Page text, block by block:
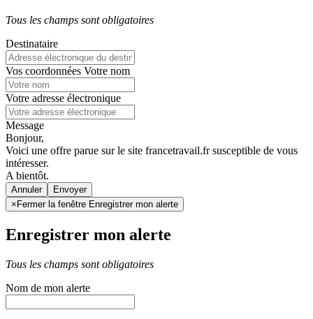
Tous les champs sont obligatoires
Destinataire
Vos coordonnées Votre nom
Votre adresse électronique
Message
Bonjour,
Voici une offre parue sur le site francetravail.fr susceptible de vous
intéresser.
A bientôt.
Annuler
× Fermer la fenêtre Enregistrer mon alerte
Enregistrer mon alerte
Tous les champs sont obligatoires
Nom de mon alerte